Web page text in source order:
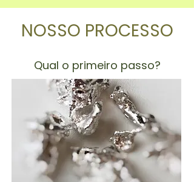
NOSSO PROCESSO
Qual o primeiro passo?